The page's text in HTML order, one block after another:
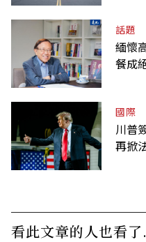
話題
緬懷
餐成
國際
川普
再掀
看此文章的人也看了